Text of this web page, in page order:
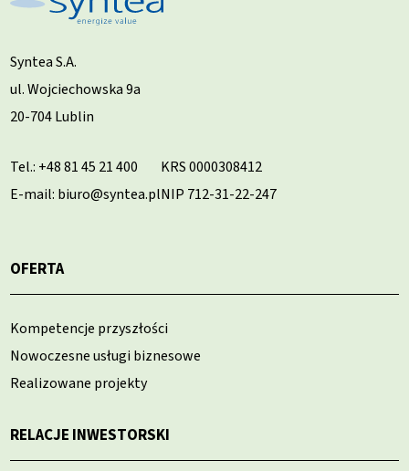
Syntea S.A.
ul. Wojciechowska 9a
20-704 Lublin
Tel.: +48 81 45 21 400
E-mail: biuro@syntea.pl
KRS 0000308412
NIP 712-31-22-247
OFERTA
Kompetencje przyszłości
Nowoczesne usługi biznesowe
Realizowane projekty
RELACJE INWESTORSKI